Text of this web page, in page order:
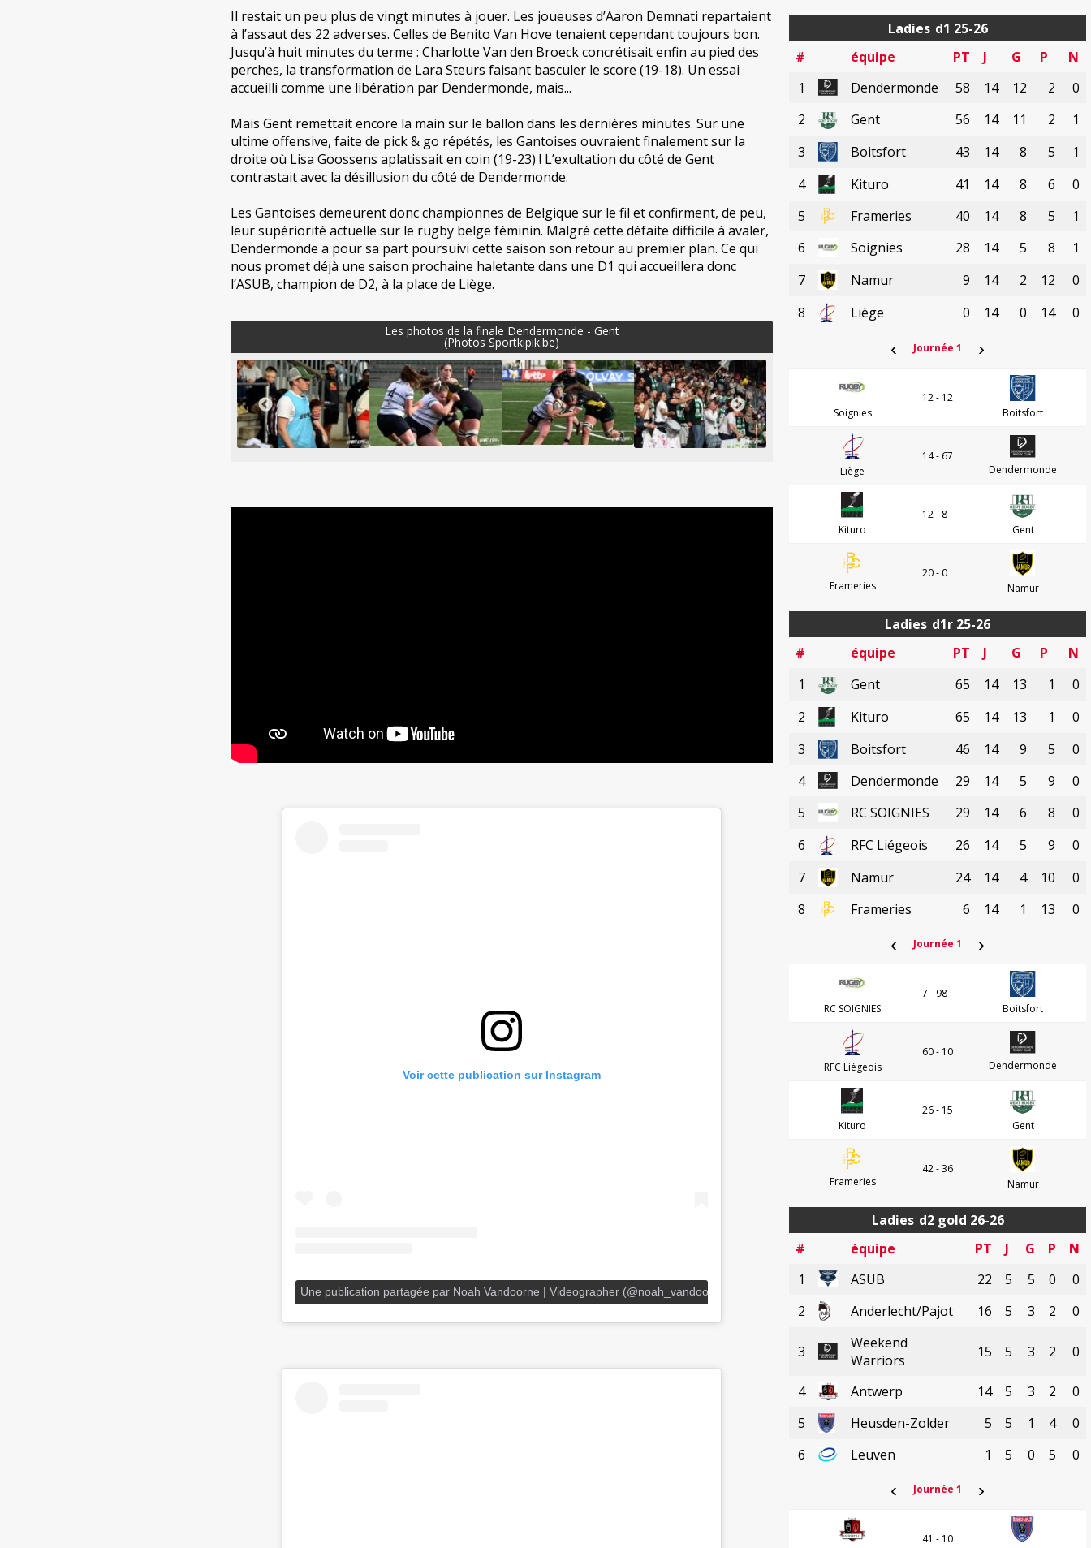
Il restait un peu plus de vingt minutes à jouer. Les joueuses d’Aaron Demnati repartaient
à l’assaut des 22 adverses. Celles de Benito Van Hove tenaient cependant toujours bon.
Jusqu’à huit minutes du terme : Charlotte Van den Broeck concrétisait enfin au pied des
perches, la transformation de Lara Steurs faisant basculer le score (19-18). Un essai
accueilli comme une libération par Dendermonde, mais...
Mais Gent remettait encore la main sur le ballon dans les dernières minutes. Sur une
ultime offensive, faite de pick & go répétés, les Gantoises ouvraient finalement sur la
droite où Lisa Goossens aplatissait en coin (19-23) ! L’exultation du côté de Gent
contrastait avec la désillusion du côté de Dendermonde.
Les Gantoises demeurent donc championnes de Belgique sur le fil et confirment, de peu,
leur supériorité actuelle sur le rugby belge féminin. Malgré cette défaite difficile à avaler,
Dendermonde a pour sa part poursuivi cette saison son retour au premier plan. Ce qui
nous promet déjà une saison prochaine haletante dans une D1 qui accueillera donc
l’ASUB, champion de D2, à la place de Liège.
Les photos de la finale Dendermonde - Gent
(Photos Sportkipik.be)
Voir cette publication sur Instagram
Une publication partagée par Noah Vandoorne | Videographer (@noah_vandoorne)
Ladies d1 25-26
#
équipe PT J G P
N
1
Dendermonde 58 14 12 2
0
2
Gent 56 14 11 2
1
3
Boitsfort 43 14 8 5
1
4
Kituro 41 14 8 6
0
5
Frameries 40 14 8 5
1
6
Soignies 28 14 5 8
1
7
Namur 9 14 2 12
0
8
Liège 0 14 0 14 0
‹ Journée 1 ›
Soignies
12 - 12
Boitsfort
Liège
14 - 67
Dendermonde
Kituro
12 - 8
Gent
Frameries
20 - 0
Namur
Ladies d1r 25-26
#
équipe PT J G P
N
1
Gent 65 14 13 1
0
2
Kituro 65 14 13 1
0
3
Boitsfort 46 14 9 5
0
4
Dendermonde 29 14 5 9
0
5
RC SOIGNIES 29 14 6 8
0
6
RFC Liégeois 26 14 5 9
0
7
Namur 24 14 4 10
0
8
Frameries 6 14 1 13 0
‹ Journée 1 ›
RC SOIGNIES
7 - 98
Boitsfort
RFC Liégeois
60 - 10
Dendermonde
Kituro
26 - 15
Gent
Frameries
42 - 36
Namur
Ladies d2 gold 26-26
#
équipe PT J G P
N
1
ASUB 22 5 5 0
0
2
Anderlecht/Pajot 16 5 3 2 0
3
Weekend
Warriors
15 5 3 2 0
4 Antwerp 14 5 3 2
0
5
Heusden-Zolder 5 5 1 4
0
6
Leuven 1 5 0 5 0
‹ Journée 1 ›
41 - 10